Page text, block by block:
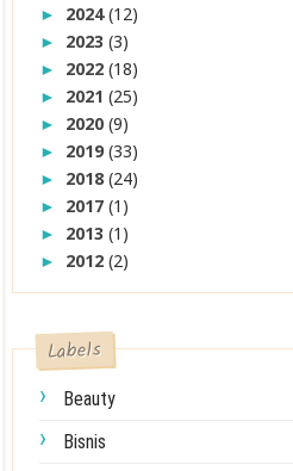
► 2024(12)
► 2023(3)
► 2022(18)
► 2021(25)
► 2020(9)
► 2019(33)
► 2018(24)
► 2017(1)
► 2013(1)
► 2012(2)
Labels
Beauty
Bisnis